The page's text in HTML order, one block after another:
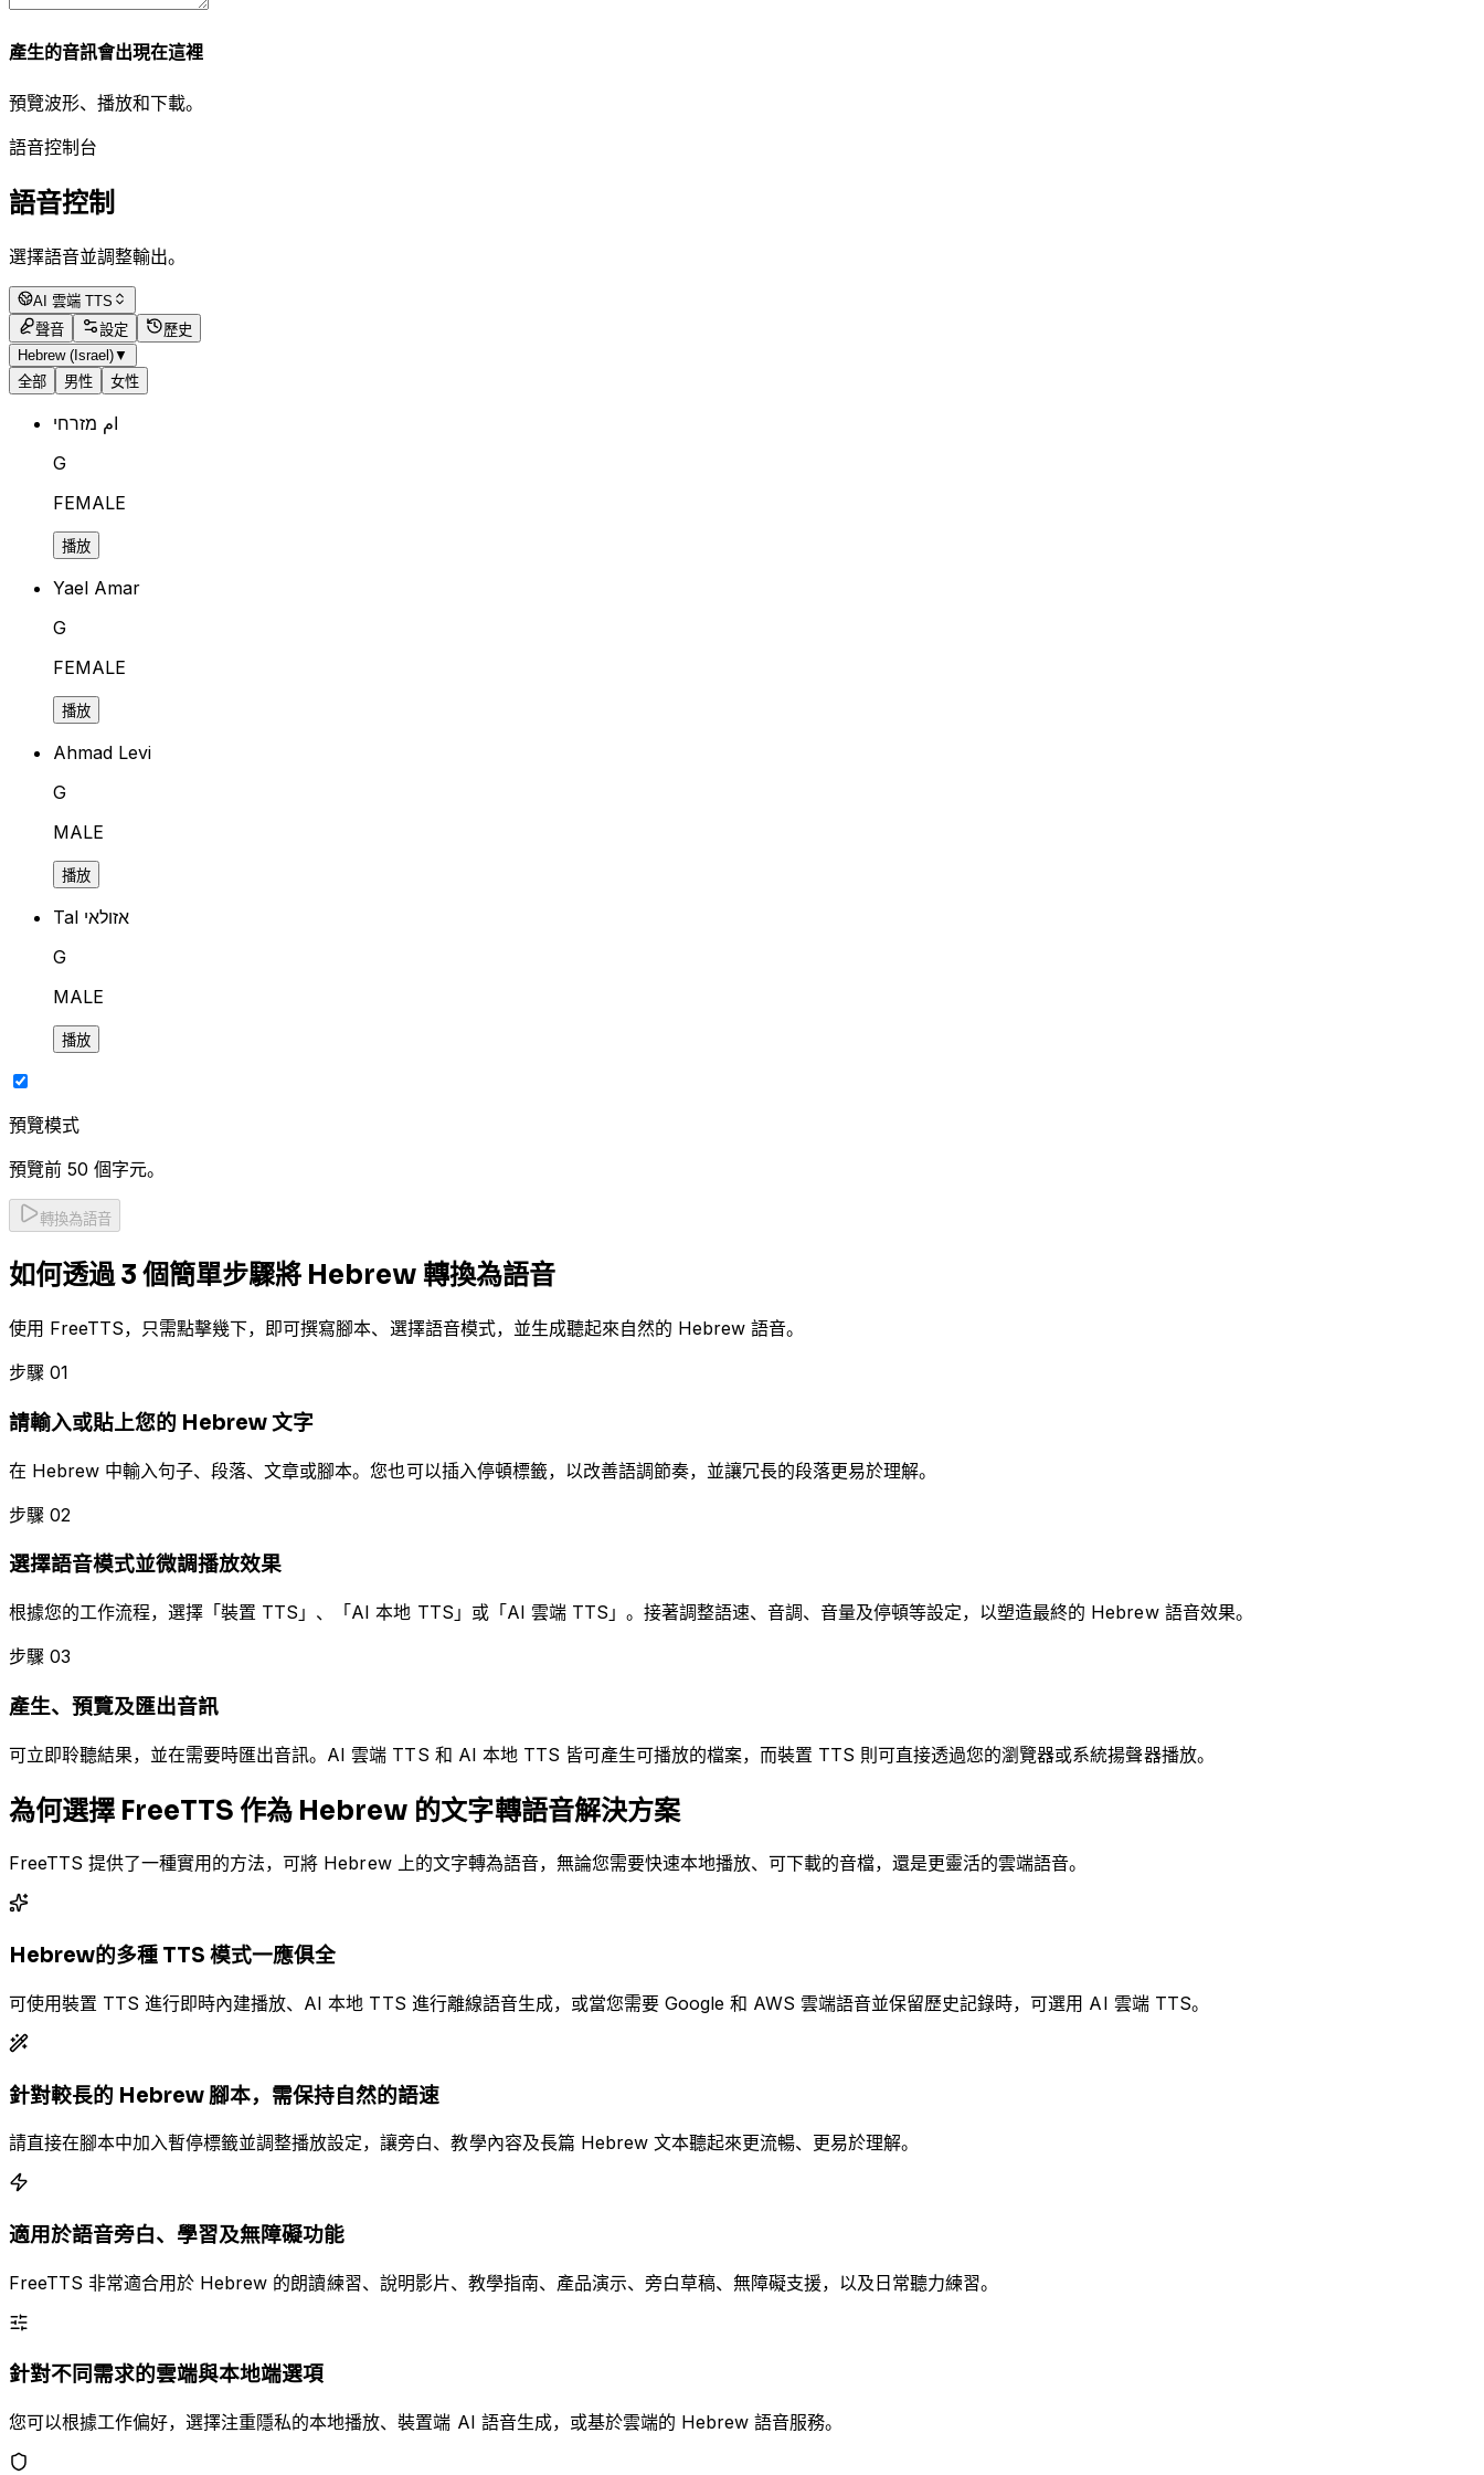
產生的音訊會出現在這裡
預覽波形、播放和下載。
語音控制台
語音控制
選擇語音並調整輸出。
AI 雲端 TTS
聲音
設定
歷史
Hebrew (Israel)▼
全部
男性 女性
ام מזרחי
G
FEMALE
播放
Yael Amar
G
FEMALE
播放
Ahmad Levi
G
MALE
播放
Tal אזולאי
G
MALE
播放
預覽模式
預覽前 50 個字元。
轉換為語音
如何透過 3 個簡單步驟將 Hebrew 轉換為語音
使用 FreeTTS，只需點擊幾下，即可撰寫腳本、選擇語音模式，並生成聽起來自然的 Hebrew 語音。
步驟 01
請輸入或貼上您的 Hebrew 文字
在 Hebrew 中輸入句子、段落、文章或腳本。您也可以插入停頓標籤，以改善語調節奏，並讓冗長的段落更易於理解。
步驟 02
選擇語音模式並微調播放效果
根據您的工作流程，選擇「裝置 TTS」、「AI 本地 TTS」或「AI 雲端 TTS」。接著調整語速、音調、音量及停頓等設定，以塑造最終的 Hebrew 語音效果。
步驟 03
產生、預覽及匯出音訊
可立即聆聽結果，並在需要時匯出音訊。AI 雲端 TTS 和 AI 本地 TTS 皆可產生可播放的檔案，而裝置 TTS 則可直接透過您的瀏覽器或系統揚聲器播放。
為何選擇 FreeTTS 作為 Hebrew 的文字轉語音解決方案
FreeTTS 提供了一種實用的方法，可將 Hebrew 上的文字轉為語音，無論您需要快速本地播放、可下載的音檔，還是更靈活的雲端語音。
Hebrew的多種 TTS 模式一應俱全
可使用裝置 TTS 進行即時內建播放、AI 本地 TTS 進行離線語音生成，或當您需要 Google 和 AWS 雲端語音並保留歷史記錄時，可選用 AI 雲端 TTS。
針對較長的 Hebrew 腳本，需保持自然的語速
請直接在腳本中加入暫停標籤並調整播放設定，讓旁白、教學內容及長篇 Hebrew 文本聽起來更流暢、更易於理解。
適用於語音旁白、學習及無障礙功能
FreeTTS 非常適合用於 Hebrew 的朗讀練習、說明影片、教學指南、產品演示、旁白草稿、無障礙支援，以及日常聽力練習。
針對不同需求的雲端與本地端選項
您可以根據工作偏好，選擇注重隱私的本地播放、裝置端 AI 語音生成，或基於雲端的 Hebrew 語音服務。